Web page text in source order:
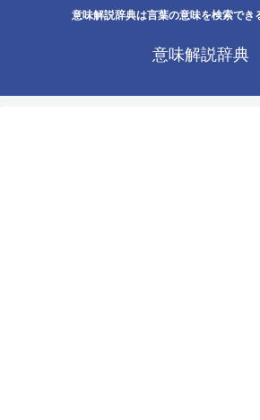
意味解説辞典は言葉の意味を検索でき
意味解説辞典